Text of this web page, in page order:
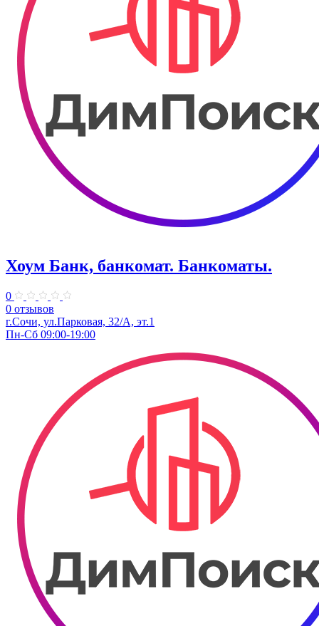
Хоум Банк, банкомат. Банкоматы.
0
0 отзывов
г.Сочи, ул.​Парковая, 32/А, эт.1
Пн-Сб 09:00-19:00